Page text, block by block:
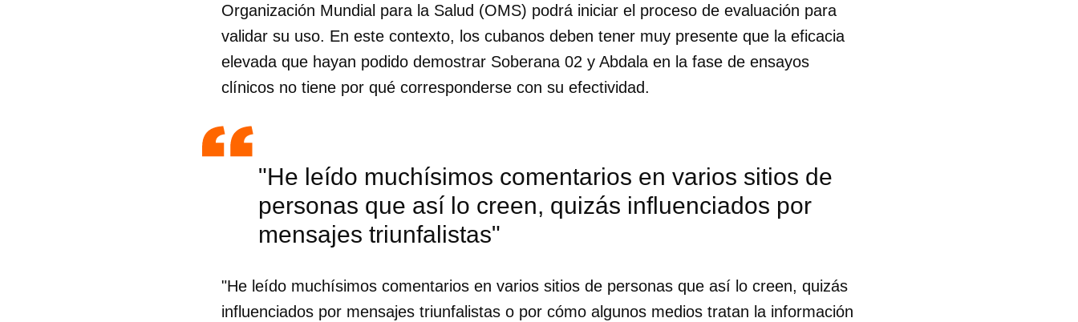
Organización Mundial para la Salud (OMS) podrá iniciar el proceso de evaluación para
validar su uso. En este contexto, los cubanos deben tener muy presente que la eficacia
elevada que hayan podido demostrar Soberana 02 y Abdala en la fase de ensayos
clínicos no tiene por qué corresponderse con su efectividad.
"He leído muchísimos comentarios en varios sitios de
personas que así lo creen, quizás influenciados por
mensajes triunfalistas"
"He leído muchísimos comentarios en varios sitios de personas que así lo creen, quizás
influenciados por mensajes triunfalistas o por cómo algunos medios tratan la información